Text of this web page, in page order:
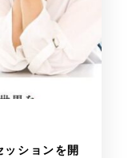
ションを開